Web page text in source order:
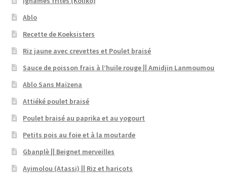
Ablo
Recette de Koeksisters
Riz jaune avec crevettes et Poulet braisé
Sauce de poisson frais à l’huile rouge || Amidjin Lanmoumou
Ablo Sans Maïzena
Attiéké poulet braisé
Poulet braisé au paprika et au yogourt
Petits pois au foie et à la moutarde
Gbanplè || Beignet merveilles
Ayimolou (Atassi) || Riz et haricots